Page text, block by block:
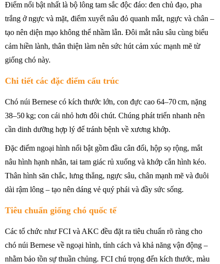
Điểm nổi bật nhất là bộ lông tam sắc độc đáo: đen chủ đạo, pha
trắng ở ngực và mặt, điểm xuyết nâu đỏ quanh mắt, ngực và chân –
tạo nên diện mạo không thể nhầm lẫn. Đôi mắt nâu sâu cùng biểu
cảm hiền lành, thân thiện làm nên sức hút cảm xúc mạnh mẽ từ
giống chó này.
Chi tiết các đặc điểm cấu trúc
Chó núi Bernese có kích thước lớn, con đực cao 64–70 cm, nặng
38–50 kg; con cái nhỏ hơn đôi chút. Chúng phát triển nhanh nên
cần dinh dưỡng hợp lý để tránh bệnh về xương khớp.
Đặc điểm ngoại hình nổi bật gồm đầu cân đối, hộp sọ rộng, mắt
nâu hình hạnh nhân, tai tam giác rủ xuống và khớp cắn hình kéo.
Thân hình săn chắc, lưng thẳng, ngực sâu, chân mạnh mẽ và đuôi
dài rậm lông – tạo nên dáng vẻ quý phái và đầy sức sống.
Tiêu chuẩn giống chó quốc tế
Các tổ chức như FCI và AKC đều đặt ra tiêu chuẩn rõ ràng cho
chó núi Bernese về ngoại hình, tính cách và khả năng vận động –
nhằm bảo tồn sự thuần chủng. FCI chú trọng đến kích thước, màu